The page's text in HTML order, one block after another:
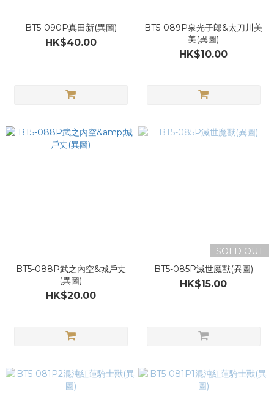
BT5-090P真田新(異圖)
HK$40.00
BT5-089P泉光子郎&太刀川美
美(異圖)
HK$10.00
BT5-088P武之內空&城戶丈
(異圖)
HK$20.00
SOLD OUT
BT5-085P滅世魔獸(異圖)
HK$15.00